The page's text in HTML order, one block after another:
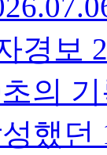
경보
의
성했